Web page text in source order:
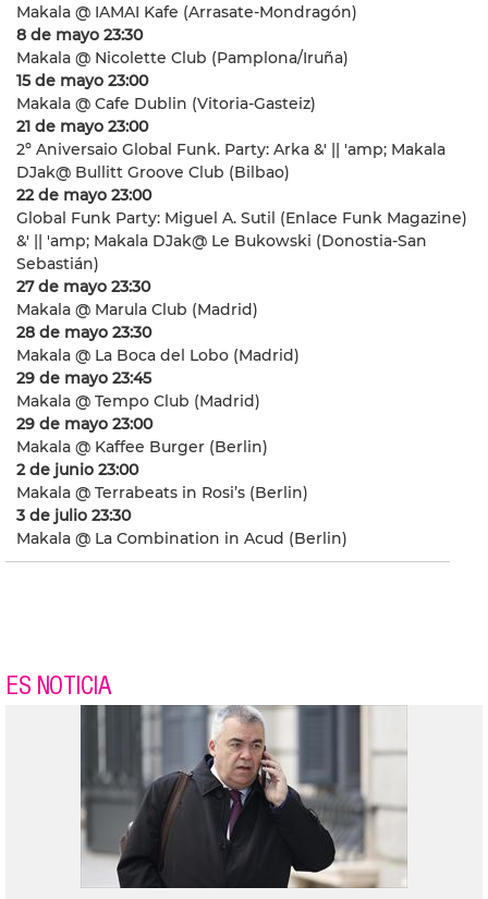
Makala @ IAMAI Kafe (Arrasate-Mondragón)
8 de mayo 23:30
Makala @ Nicolette Club (Pamplona/Iruña)
15 de mayo 23:00
Makala @ Cafe Dublin (Vitoria-Gasteiz)
21 de mayo 23:00
2º Aniversaio Global Funk. Party: Arka &' || 'amp; Makala
DJak@ Bullitt Groove Club (Bilbao)
22 de mayo 23:00
Global Funk Party: Miguel A. Sutil (Enlace Funk Magazine)
&' || 'amp; Makala DJak@ Le Bukowski (Donostia-San
Sebastián)
27 de mayo 23:30
Makala @ Marula Club (Madrid)
28 de mayo 23:30
Makala @ La Boca del Lobo (Madrid)
29 de mayo 23:45
Makala @ Tempo Club (Madrid)
29 de mayo 23:00
Makala @ Kaffee Burger (Berlin)
2 de junio 23:00
Makala @ Terrabeats in Rosi’s (Berlin)
3 de julio 23:30
Makala @ La Combination in Acud (Berlin)
ES NOTICIA